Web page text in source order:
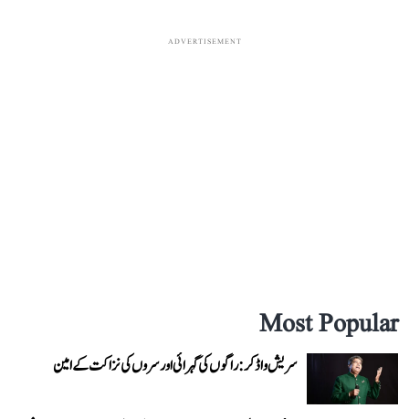
ADVERTISEMENT
Most Popular
سریش واڈکر: راگوں کی گہرائی اور سروں کی نزاکت کے امین